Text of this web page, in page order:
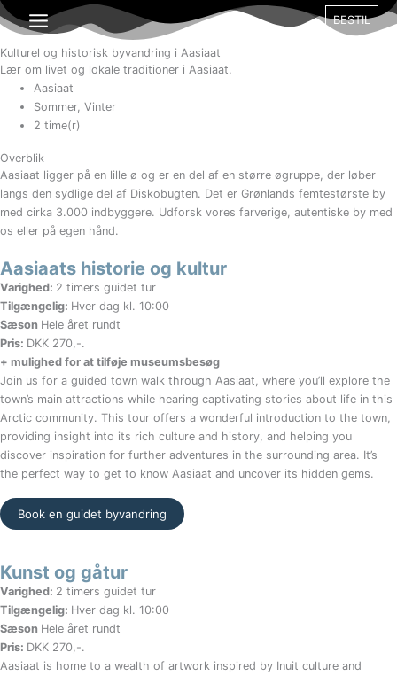
Gå
til
indholdet
BESTIL
Kulturel og historisk byvandring i Aasiaat
Lær om livet og lokale traditioner i Aasiaat.
Aasiaat
Sommer, Vinter
2 time(r)
Overblik
Aasiaat ligger på en lille ø og er en del af en større øgruppe, der løber
langs den sydlige del af Diskobugten. Det er Grønlands femtestørste by
med cirka 3.000 indbyggere. Udforsk vores farverige, autentiske by med
os eller på egen hånd.
Aasiaats historie og kultur
Varighed: 2 timers guidet tur
Tilgængelig: Hver dag kl. 10:00
Sæson Hele året rundt
Pris: DKK 270,-.
+ mulighed for at tilføje museumsbesøg
Join us for a guided town walk through Aasiaat, where you’ll explore the
town’s main attractions while hearing captivating stories about life in this
Arctic community. This tour offers a wonderful introduction to the town,
providing insight into its rich culture and history, and helping you
discover inspiration for further adventures in the surrounding area. It’s
the perfect way to get to know Aasiaat and uncover its hidden gems.
Book en guidet byvandring
Kunst og gåtur
Varighed: 2 timers guidet tur
Tilgængelig: Hver dag kl. 10:00
Sæson Hele året rundt
Pris: DKK 270,-.
Aasiaat is home to a wealth of artwork inspired by Inuit culture and